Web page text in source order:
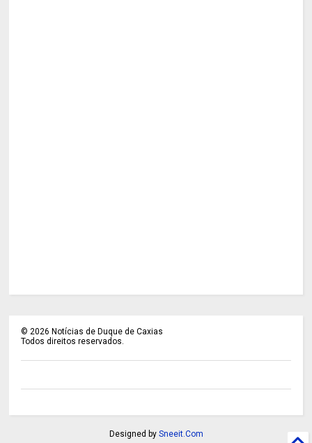
©2026 Notícias de Duque de Caxias
Todos direitos reservados.
Designed by Sneeit.Com